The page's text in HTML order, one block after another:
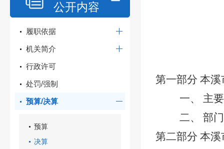
公开内容
履职依据
机关简介
行政许可
处罚/强制
预算/决算
预算
决算
第一部分 本
一、 主
二、 部
第二部分 本